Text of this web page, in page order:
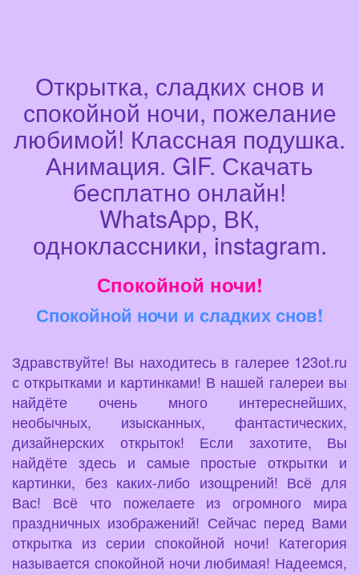
Открытка, сладких снов и
спокойной ночи, пожелание
любимой! Классная подушка.
Анимация. GIF. Скачать
бесплатно онлайн!
WhatsApp, ВК,
одноклассники, instagram.
Спокойной ночи!
Спокойной ночи и сладких снов!
Здравствуйте! Вы находитесь в галерее 123ot.ru
с открытками и картинками! В нашей галереи вы
найдёте очень много интереснейших,
необычных, изысканных, фантастических,
дизайнерских открыток! Если захотите, Вы
найдёте здесь и самые простые открытки и
картинки, без каких-либо изощрений! Всё для
Вас! Всё что пожелаете из огромного мира
праздничных изображений! Сейчас перед Вами
открытка из серии спокойной ночи! Категория
называется спокойной ночи любимая! Надеемся,